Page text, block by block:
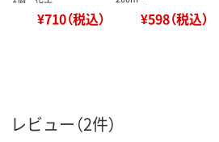
¥710（税込） ¥598（税込）
レビュー（2件）